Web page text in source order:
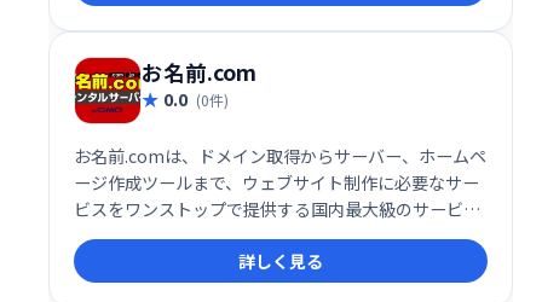
お名前.com
0.0 (0件)
お名前.comは、ドメイン取得からサーバー、ホームペ
ージ作成ツールまで、ウェブサイト制作に必要なサー
ビスをワンストップで提供する国内最大級のサービス
です。初心者でも簡単に利用でき、豊富なテンプレー
トやサポート体制で、理想のウェブサイト構築を支援
します。安心して始められる価格体系も魅力です。
詳しく見る